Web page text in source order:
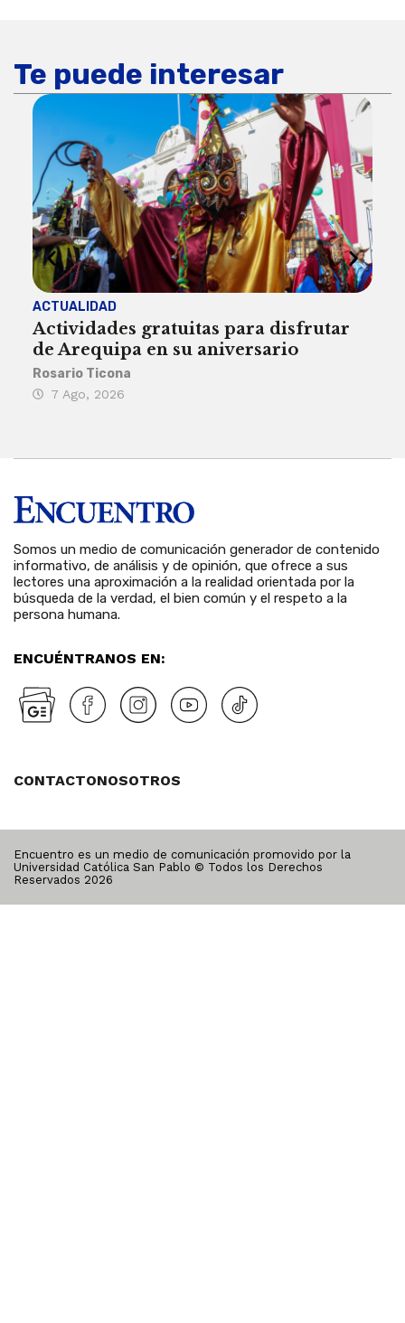
Te puede interesar
ACTUALIDAD
Actividades gratuitas para disfrutar
de Arequipa en su aniversario
Rosario Ticona
7 Ago, 2026
Somos un medio de comunicación generador de contenido
informativo, de análisis y de opinión, que ofrece a sus
lectores una aproximación a la realidad orientada por la
búsqueda de la verdad, el bien común y el respeto a la
persona humana.
ENCUÉNTRANOS EN:
CONTACTONOSOTROS
Encuentro es un medio de comunicación promovido por la
Universidad Católica San Pablo © Todos los Derechos
Reservados 2026